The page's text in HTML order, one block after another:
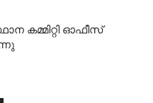
കമ്മിറ്റി ഓഫീസ്